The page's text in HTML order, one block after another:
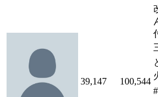
39,147 100,544